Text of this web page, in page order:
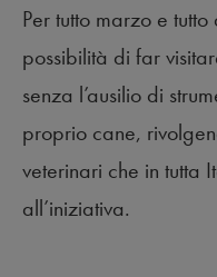
Per tutto marzo e
possibilità di far
senza l’ausilio di
proprio cane,
veterinari che in tutta
all’iniziativa.